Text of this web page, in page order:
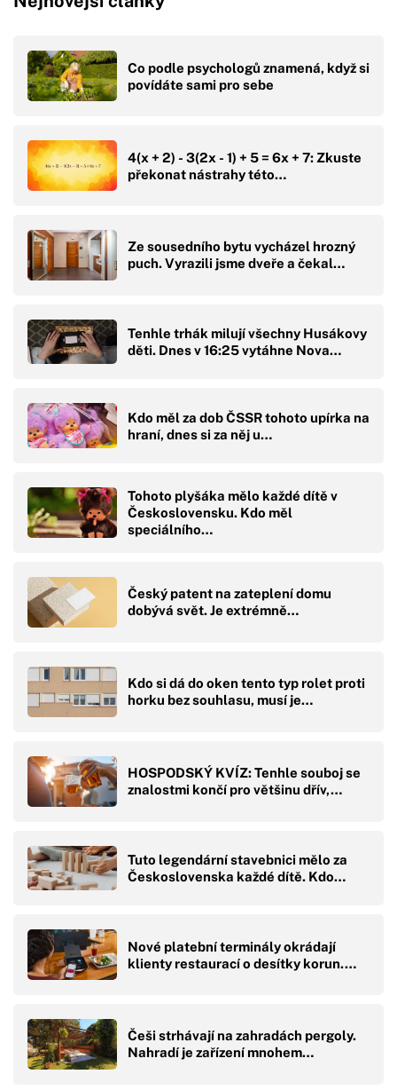
Co podle psychologů znamená, když si
povídáte sami pro sebe
4(x + 2) - 3(2x - 1) + 5 = 6x + 7: Zkuste
překonat nástrahy této…
Ze sousedního bytu vycházel hrozný
puch. Vyrazili jsme dveře a čekal…
Tenhle trhák milují všechny Husákovy
děti. Dnes v 16:25 vytáhne Nova…
Kdo měl za dob ČSSR tohoto upírka na
hraní, dnes si za něj u…
Tohoto plyšáka mělo každé dítě v
Československu. Kdo měl
speciálního…
Český patent na zateplení domu
dobývá svět. Je extrémně…
Kdo si dá do oken tento typ rolet proti
horku bez souhlasu, musí je…
HOSPODSKÝ KVÍZ: Tenhle souboj se
znalostmi končí pro většinu dřív,…
Tuto legendární stavebnici mělo za
Československa každé dítě. Kdo…
Nové platební terminály okrádají
klienty restaurací o desítky korun.…
Češi strhávají na zahradách pergoly.
Nahradí je zařízení mnohem…